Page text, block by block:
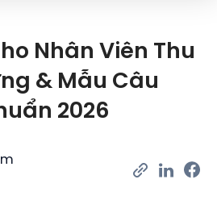
Nhân Viên Thu
& Mẫu Câu
2026